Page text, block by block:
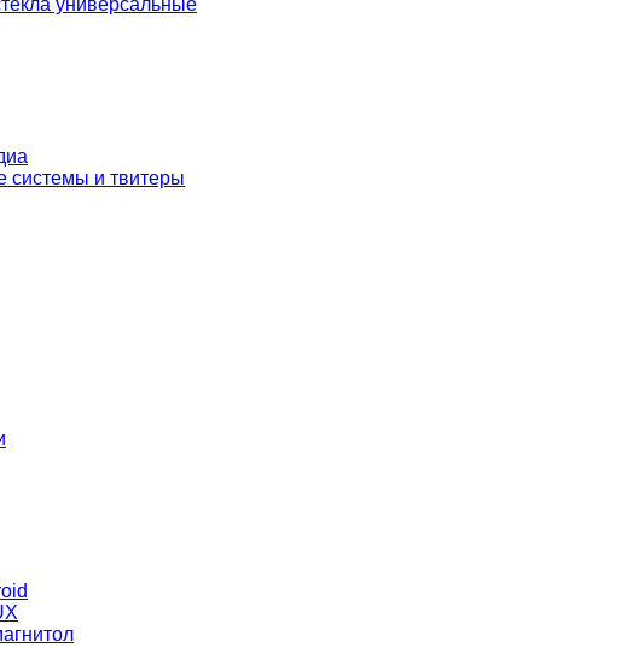
универсальные
системы и твитеры